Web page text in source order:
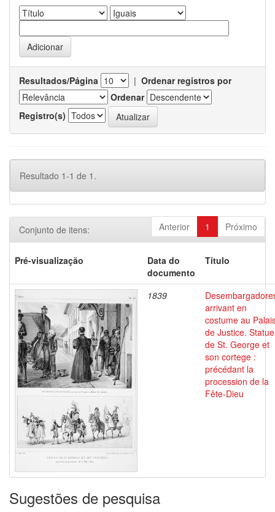
Resultados/Página | Ordenar registros por
Ordenar
Registro(s)
Resultado 1-1 de 1.
Anterior 1 Próximo
Conjunto de itens:
Pré-visualização
Data do
documento
Título
1839
arrivant en
costume au
de Justice. Statue
de St. George et
son cortege :
précédant la
procession de la
Fête-Dieu
Sugestões de pesquisa